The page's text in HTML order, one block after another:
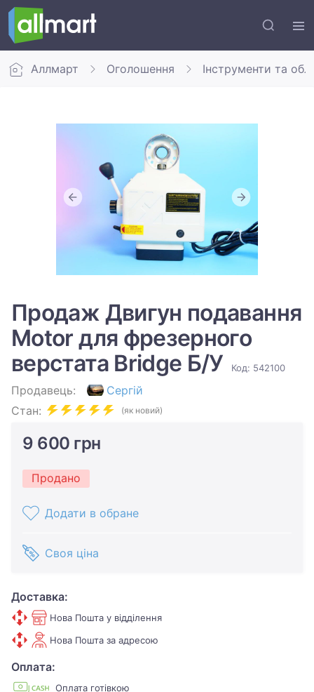
Аллмарт Оголошення Інструменти та
Продаж Двигун подавання
Motor для фрезерного
верстата Bridge Б/У
Код: 542100
Продавець:
Сергій
Стан:
(як новий)
9 600 грн
Продано
Додати в обране
Своя ціна
Доставка:
Нова Пошта у відділення
Нова Пошта за адресою
Оплата:
Оплата готівкою